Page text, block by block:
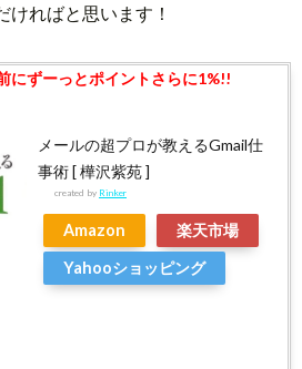
ればと思います！
メールの超プロが教えるGmail仕
事術 [ 樺沢紫苑 ]
created by Rinker
Amazon
楽天市場
Yahooショッピング